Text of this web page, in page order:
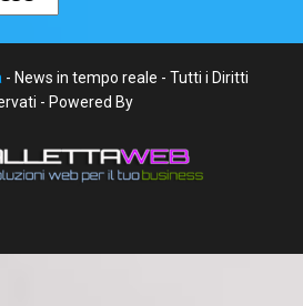
- News in tempo reale - Tutti i Diritti
- Powered By